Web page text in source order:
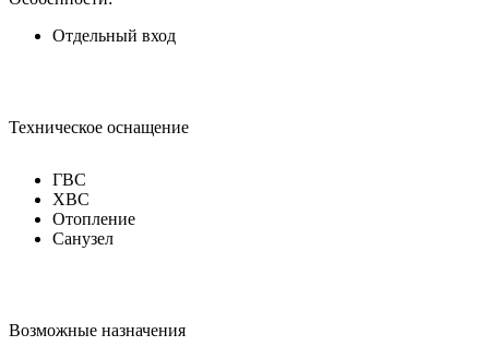
Отдельный вход
Техническое оснащение
ГВС
ХВС
Отопление
Санузел
Возможные назначения